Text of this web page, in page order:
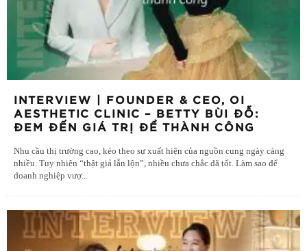
INTERVIEW | FOUNDER & CEO, OI
AESTHETIC CLINIC – BETTY BÙI ĐỖ:
ĐEM ĐẾN GIÁ TRỊ ĐỂ THÀNH CÔNG
Nhu cầu thị trường cao, kéo theo sự xuất hiện của nguồn cung ngày càng
nhiều. Tuy nhiên “thật giả lẫn lộn”, nhiều chưa chắc đã tốt. Làm sao để
doanh nghiệp vượ...